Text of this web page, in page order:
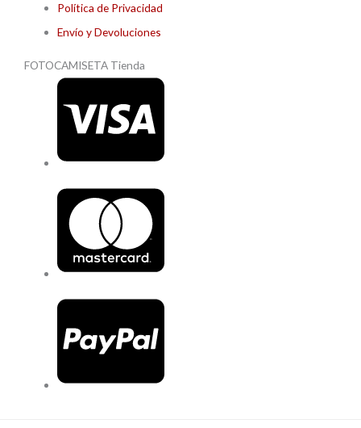
Política de Privacidad
Envío y Devoluciones
FOTOCAMISETA Tienda